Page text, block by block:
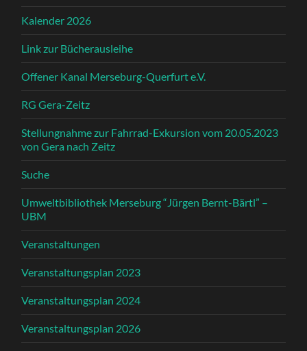
Kalender 2026
Link zur Bücherausleihe
Offener Kanal Merseburg-Querfurt e.V.
RG Gera-Zeitz
Stellungnahme zur Fahrrad-Exkursion vom 20.05.2023
von Gera nach Zeitz
Suche
Umweltbibliothek Merseburg “Jürgen Bernt-Bärtl” –
UBM
Veranstaltungen
Veranstaltungsplan 2023
Veranstaltungsplan 2024
Veranstaltungsplan 2026